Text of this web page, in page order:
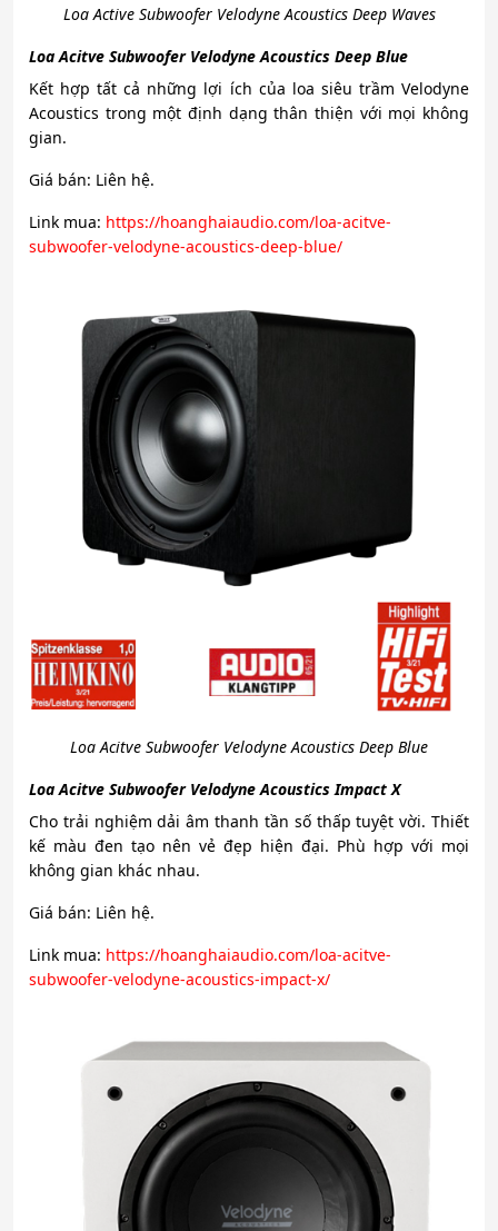
Loa Active Subwoofer Velodyne Acoustics Deep Waves
Loa Acitve Subwoofer Velodyne Acoustics Deep Blue
Kết hợp tất cả những lợi ích của loa siêu trầm Velodyne
Acoustics trong một định dạng thân thiện với mọi không
gian.
Giá bán: Liên hệ.
Link mua: https://hoanghaiaudio.com/loa-acitve-
subwoofer-velodyne-acoustics-deep-blue/
Loa Acitve Subwoofer Velodyne Acoustics Deep Blue
Loa Acitve Subwoofer Velodyne Acoustics Impact X
Cho trải nghiệm dải âm thanh tần số thấp tuyệt vời. Thiết
kế màu đen tạo nên vẻ đẹp hiện đại. Phù hợp với mọi
không gian khác nhau.
Giá bán: Liên hệ.
Link mua: https://hoanghaiaudio.com/loa-acitve-
subwoofer-velodyne-acoustics-impact-x/